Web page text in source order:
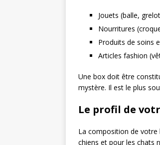
Jouets (balle,
Nourritures
Produits de soins
Articles fashion
Une box doit être
mystère. Il est le plus
Le profil de
La composition de
chiens et pour les chats